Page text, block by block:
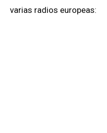
varias radios europeas: